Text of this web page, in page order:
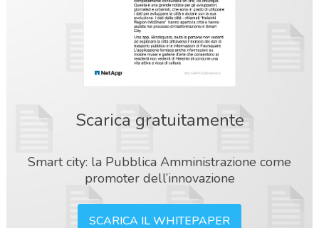
Scarica gratuitamente
Smart city: la Pubblica Amministrazione come
promoter dell’innovazione
SCARICA IL WHITEPAPER